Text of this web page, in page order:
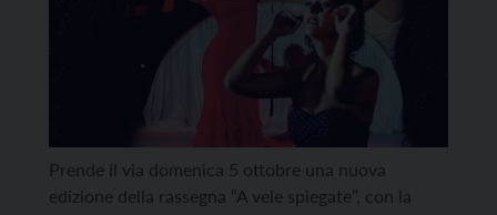
Prende il via domenica 5 ottobre una nuova
edizione della rassegna “A vele spiegate”, con la